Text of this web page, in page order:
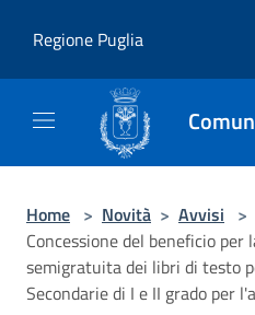
Regione Puglia
Home > Novità > Avvisi >
Concessione del beneficio
semigratuita dei libri di testo
Secondarie di I e II grado per